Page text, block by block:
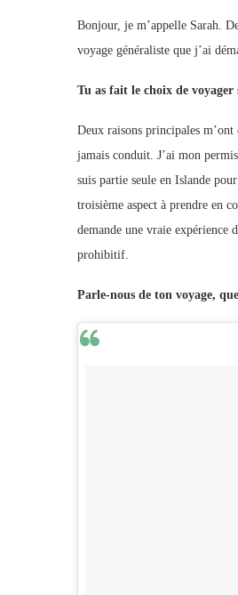
Bonjour, je m’appelle Sarah.
voyage généraliste que j’ai
Tu as fait le choix de
Deux raisons principales
jamais conduit. J’ai mon
suis partie seule en Islande
troisième aspect à prendre en
demande une vraie expérience
prohibitif.
Parle-nous de ton voyage,